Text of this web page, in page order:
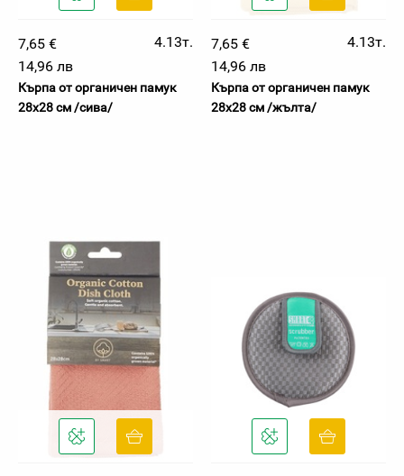
7,65 €
4.13т.
14,96 лв
Кърпа от органичен памук
28х28 см /сива/
7,65 €
4.13т.
14,96 лв
Кърпа от органичен памук
28х28 см /жълта/